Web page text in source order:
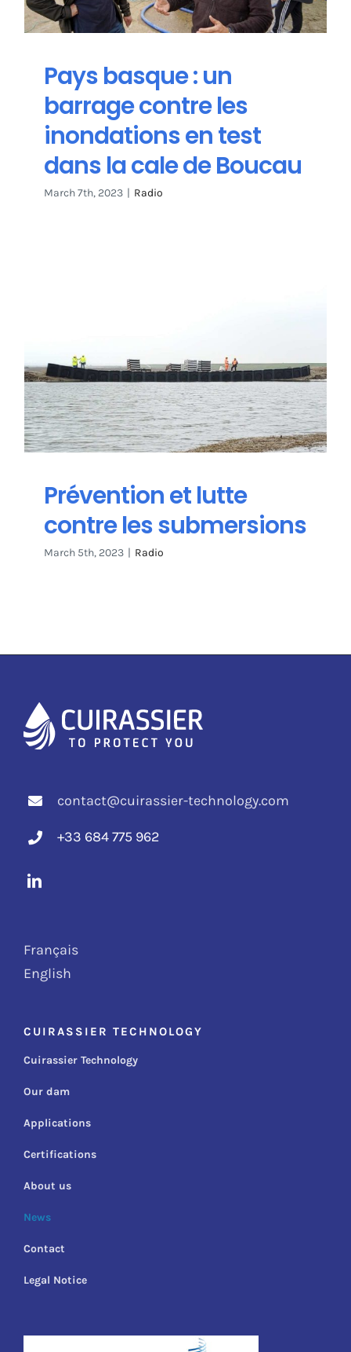
Pays basque : un
barrage contre les
inondations en test
dans la cale de Boucau
March 7th, 2023 | Radio
Prévention et lutte
contre les submersions
March 5th, 2023 | Radio
contact@cuirassier-technology.com
+33 684 775 962
Français
English
CUIRASSIER TECHNOLOGY
Cuirassier Technology
Our dam
Applications
Certifications
About us
News
Contact
Legal Notice